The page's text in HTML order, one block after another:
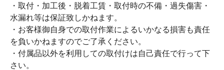
・取付・加工後・脱着工賃・取付時の不備・過失傷害・
水漏れ等は保証致しかねます。
・お客様御自身での取付作業によるいかなる損害も責任
を負いかねますのでご了承ください。
・付属品以外を利用しての取付けは自己責任で行って下
さい。